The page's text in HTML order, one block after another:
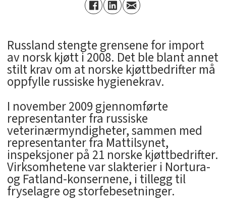
Russland stengte grensene for import
av norsk kjøtt i 2008. Det ble blant annet
stilt krav om at norske kjøttbedrifter må
oppfylle russiske hygienekrav.
I november 2009 gjennomførte
representanter fra russiske
veterinærmyndigheter, sammen med
representanter fra Mattilsynet,
inspeksjoner på 21 norske kjøttbedrifter.
Virksomhetene var slakterier i Nortura-
og Fatland-konsernene, i tillegg til
fryselagre og storfebesetninger.